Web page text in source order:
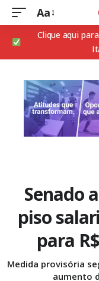
Aa
Clique aqui
Senado
piso
para
Medida provisória
aumento